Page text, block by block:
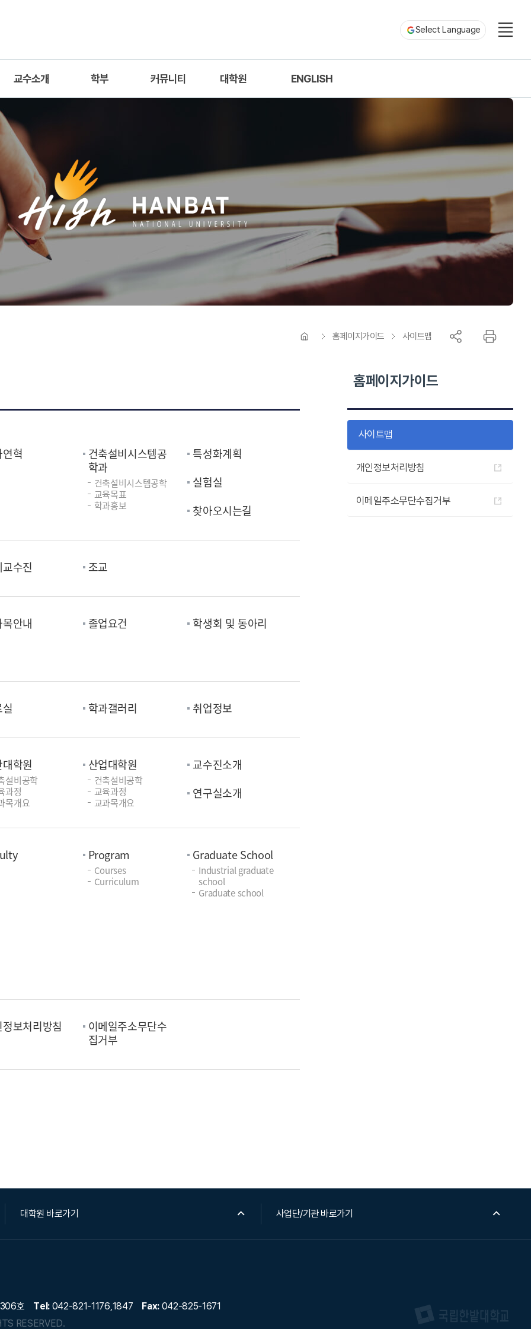
Select Language
교수소개
명예교수진
조교
학부
졸업요건
학생회 및 동아리
진로개발로드맵
커뮤니티
학과갤러리
취업정보
대학원
산업대학원
교수진소개
연구실소개
ENGLISH
Graduate School
홈페이지가이드
사이트맵
개인정보처리방침
이메일주소무단수집거부
홈페이지가이드 사이트맵
혁
건축설비시스템공
학과
건축설비시스템공학
교육목표
학과홍보
특성화계획
실험실
찾아오시는길
수진 조교
안내 졸업요건 학생회 및 동아리
학과갤러리 취업정보
학원
설비공학
과정
목개요
산업대학원
건축설비공학
교육과정
교과목개요
교수진소개
연구실소개
Program
Courses
Curriculum
Graduate School
Industrial graduate
school
Graduate school
보처리방침
이메일주소무단수
집거부
대학원 바로가기 사업단/기관 바로가기
호 Tel: 042-821-1176,1847 Fax: 042-825-1671
RESERVED.